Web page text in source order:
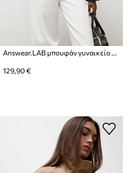
Answear.LAB μπουφάν γυναικείο με βαμβάκι
129,90 €